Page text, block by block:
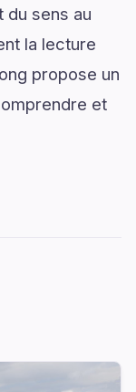
du sens au
la lecture
propose un
et